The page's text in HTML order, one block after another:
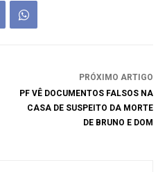
PRÓXIMO ARTIGO
PF VÊ DOCUMENTOS FALSOS NA
CASA DE SUSPEITO DA MORTE
DE BRUNO E DOM